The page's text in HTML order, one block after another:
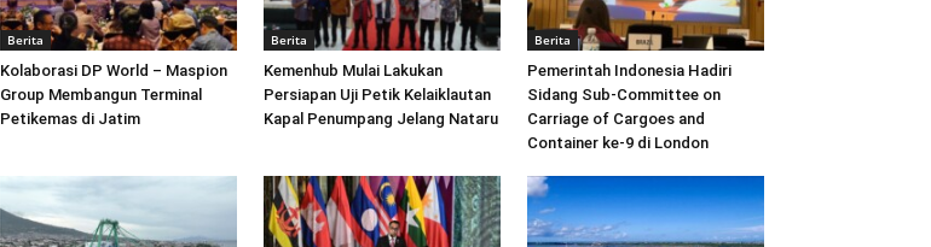
Berita
Kolaborasi DP World – Maspion
Group Membangun Terminal
Petikemas di Jatim
Berita
Kemenhub Mulai Lakukan
Persiapan Uji Petik Kelaiklautan
Kapal Penumpang Jelang Nataru
Berita
Pemerintah Indonesia Hadiri
Sidang Sub-Committee on
Carriage of Cargoes and
Container ke-9 di London